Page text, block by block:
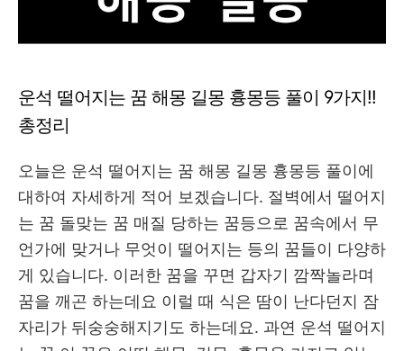
운석 떨어지는 꿈 해몽 길몽 흉몽등 풀이 9가지!!
총정리
오늘은 운석 떨어지는 꿈 해몽 길몽 흉몽등 풀이에
대하여 자세하게 적어 보겠습니다. 절벽에서 떨어지
는 꿈 돌맞는 꿈 매질 당하는 꿈등으로 꿈속에서 무
언가에 맞거나 무엇이 떨어지는 등의 꿈들이 다양하
게 있습니다. 이러한 꿈을 꾸면 갑자기 깜짝놀라며
꿈을 깨곤 하는데요 이럴 때 식은 땀이 난다던지 잠
자리가 뒤숭숭해지기도 하는데요. 과연 운석 떨어지